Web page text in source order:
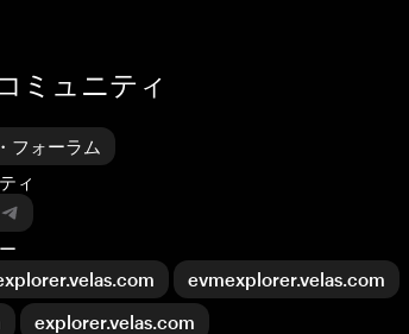
ミュニティ
フォーラム
ィ
evmexplorer.velas.com
explorer.velas.com